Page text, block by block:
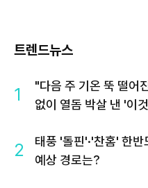
트렌드뉴스
1
"다음 주 기온 뚝 떨어
없이 열돔 박살 낸 '이
2
태풍 '돌핀'·'찬홈' 한
예상 경로는?